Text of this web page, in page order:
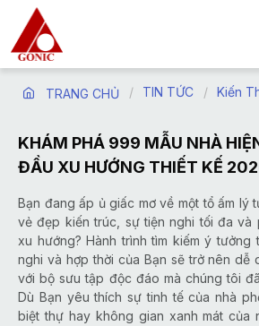
TRANG CHỦ TIN TỨC Kiến
KHÁM PHÁ 999 MẪU NHÀ
ĐẦU XU HƯỚNG THIẾT KẾ
Bạn đang ấp ủ giấc mơ về một tổ ấm lý
vẻ đẹp kiến trúc, sự tiện nghi tối đa và
xu hướng? Hành trình tìm kiếm ý tưởng
nghi và hợp thời của Bạn sẽ trở nên dễ
với bộ sưu tập độc đáo mà chúng tôi
Dù Bạn yêu thích sự tinh tế của nhà
biệt thự hay không gian xanh mát của